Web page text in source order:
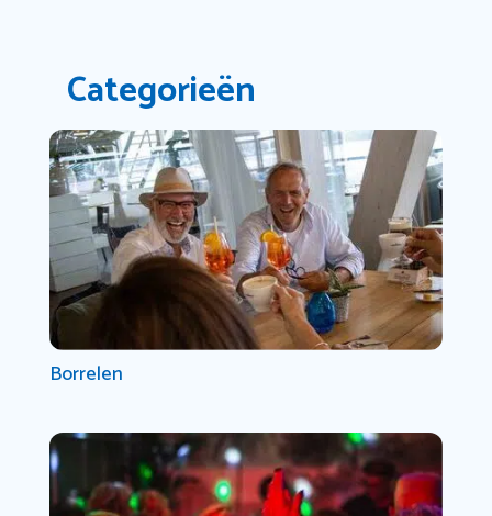
Categorieën
Borrelen